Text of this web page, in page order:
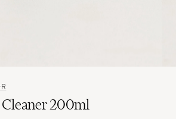
Cleaner 200ml